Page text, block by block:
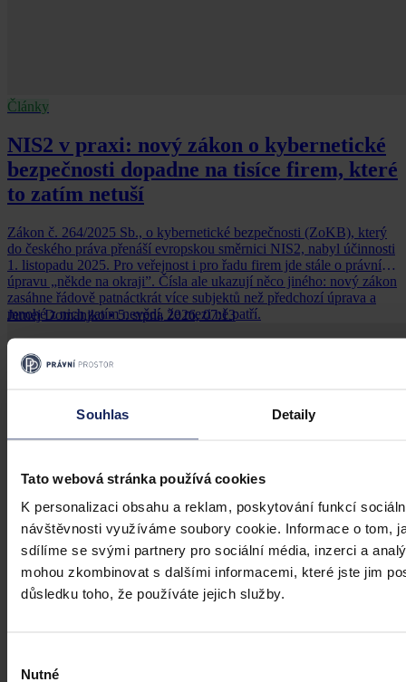
Souhlas Detaily
Tato webová stránka používá cookies
K personalizaci obsahu a reklam, poskytování funkcí
návštěvnosti využíváme soubory cookie. Informace o tom,
sdílíme se svými partnery pro sociální média, inzerci a
mohou zkombinovat s dalšími informacemi, které jste jim
důsledku toho, že používáte jejich služby.
souhlasu
Nutné
Články
NIS2 v praxi: nový zákon o kybernetické
bezpečnosti dopadne na tisíce firem, které
to zatím netuší
Zákon č. 264/2025 Sb., o kybernetické bezpečnosti (ZoKB), který
do českého práva přenáší evropskou směrnici NIS2, nabyl účinnosti
1. listopadu 2025. Pro veřejnost i pro řadu firem jde stále o právní
úpravu „někde na okraji”. Čísla ale ukazují něco jiného: nový zákon
zasáhne řádově patnáctkrát více subjektů než předchozí úprava a
mnohé z nich zatím nevědí, že mezi ně patří.
Jernej Domanjko • 5. srpna 2026, 07:13